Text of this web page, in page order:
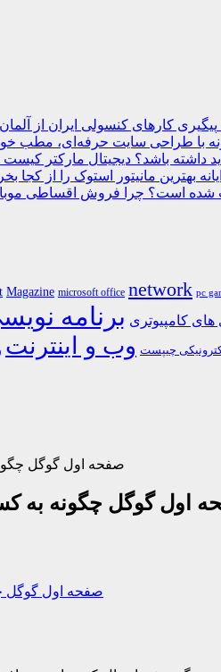
داشته باشد؟
شده است؟
Magazine microsoft office network pc
های کامپیوتری برنامه
چیپست وب و اینترنت
صفحه اول گوگل
اول گوگل چگونه به